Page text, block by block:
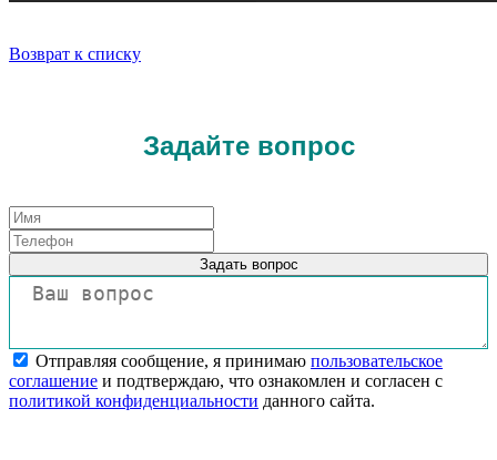
Возврат к списку
Задайте вопрос
Задать вопрос
Отправляя сообщение, я принимаю пользовательское
соглашение и подтверждаю, что ознакомлен и согласен с
политикой конфиденциальности данного сайта.